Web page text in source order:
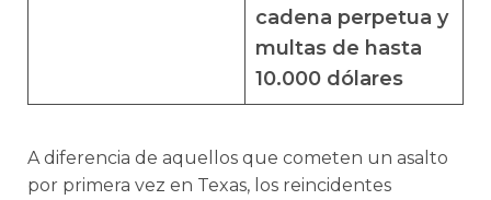
cadena perpetua y
multas de hasta
10.000 dólares
A diferencia de aquellos que cometen un asalto
por primera vez en Texas, los reincidentes